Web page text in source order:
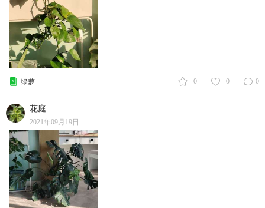
0 0 0
绿萝
花庭
2021年09月19日